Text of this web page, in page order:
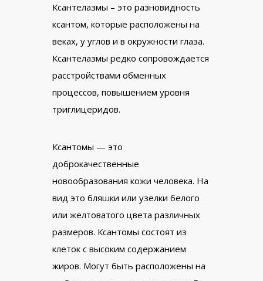
Ксантелазмы – это разновидность
ксантом, которые расположены на
веках, у углов и в окружности глаза.
Ксантелазмы редко сопровождается
расстройствами обменных
процессов, повышением уровня
триглицеридов.
Ксантомы — это
доброкачественные
новообразования кожи человека. На
вид это бляшки или узелки белого
или желтоватого цвета различных
размеров. Ксантомы состоят из
клеток с высоким содержанием
жиров. Могут быть расположены на